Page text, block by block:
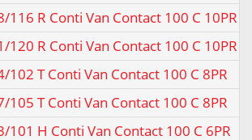
116 R Conti Van Contact 100 C 10PR
120 R Conti Van Contact 100 C 10PR
102 T Conti Van Contact 100 C 8PR
105 T Conti Van Contact 100 C 8PR
101 H Conti Van Contact 100 C 6PR